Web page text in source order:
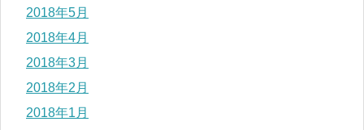
2018年5月
2018年4月
2018年3月
2018年2月
2018年1月